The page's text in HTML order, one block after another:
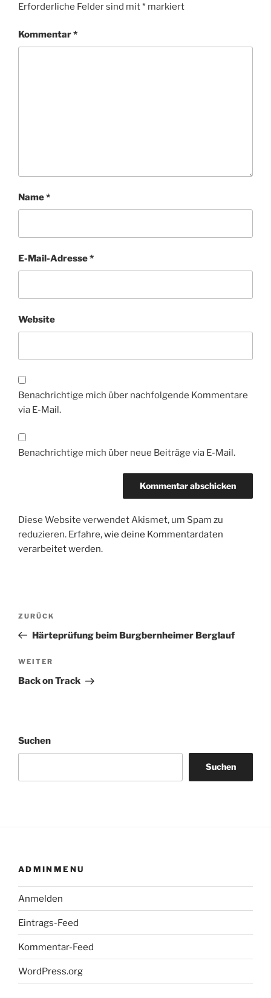
Erforderliche Felder sind mit* markiert
Kommentar*
Name*
E-Mail-Adresse*
Website
Benachrichtige mich über nachfolgende Kommentare
via E-Mail.
Benachrichtige mich über neue Beiträge via E-Mail.
Diese Website verwendet Akismet, um Spam zu
reduzieren. Erfahre, wie deine Kommentardaten
verarbeitet werden.
Beitragsnavigation
Vorheriger
Beitrag
ZURÜCK
Härteprüfung beim Burgbernheimer Berglauf
Nächster
Beitrag
WEITER
Back on Track
Suchen
Suchen
ADMINMENU
Anmelden
Eintrags-Feed
Kommentar-Feed
WordPress.org